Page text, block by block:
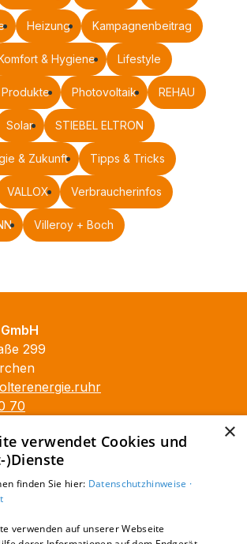
Heizung Kampagnenbeitrag
& Hygiene Lifestyle
Photovoltaik REHAU
Solar STIEBEL ELTRON
& Zukunft Tipps & Tricks
VALLOX Verbraucherinfos
Villeroy + Boch
299
70
×
verwendet Cookies und
finden Sie hier: Datenschutzhinweise ·
verwenden auf unserer Webseite